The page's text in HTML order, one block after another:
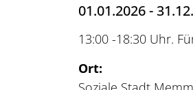
01.01.2026 -
13:00 -18:30 Uhr.
Ort: